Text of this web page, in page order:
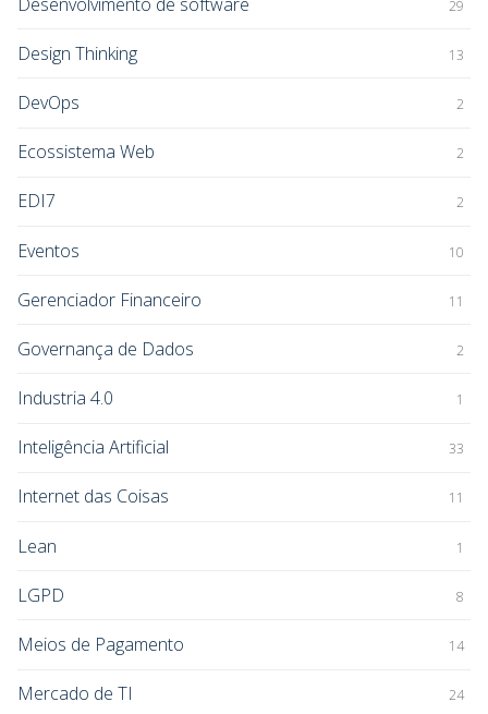
29
Design Thinking 13
DevOps 2
Ecossistema Web 2
EDI7 2
Eventos 10
Gerenciador Financeiro 11
Governança de Dados 2
Industria 4.0 1
Inteligência Artificial 33
Internet das Coisas 11
Lean 1
LGPD 8
Meios de Pagamento 14
Mercado de TI 24